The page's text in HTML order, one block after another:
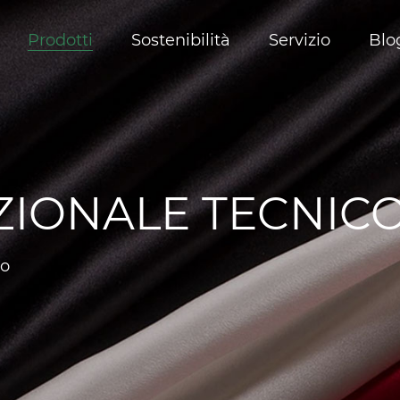
Prodotti Sostenibilità Servizio